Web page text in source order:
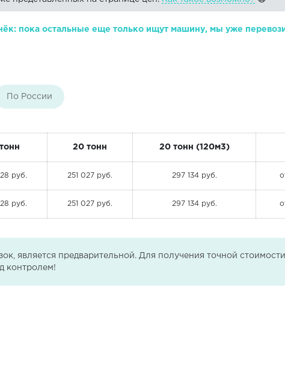
пока остальные еще только ищут машину, мы уже
По России
20 тонн 20 тонн (120м3)
руб. 251 027 руб. 297 134 руб.
руб. 251 027 руб. 297 134 руб.
является предварительной. Для получения точной стоимости
контролем!